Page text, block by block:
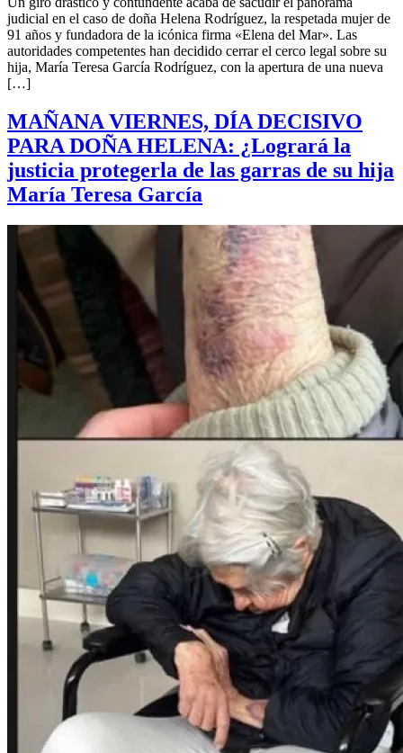
judicial en el caso de doña Helena Rodríguez, la respetada mujer de
91 años y fundadora de la icónica firma «Elena del Mar». Las
autoridades competentes han decidido cerrar el cerco legal sobre su
hija, María Teresa García Rodríguez, con la apertura de una nueva
[…]
MAÑANA VIERNES, DÍA DECISIVO
PARA DOÑA HELENA: ¿Logrará la
justicia protegerla de las garras de su hija
María Teresa García